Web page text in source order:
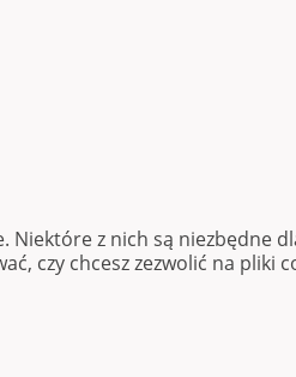
z nich są
czy chcesz zezwolić na